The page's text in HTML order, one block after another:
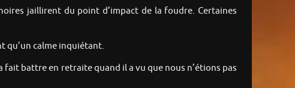
jaillirent du point d’impact de la foudre. Certaines
qu’un calme inquiétant.
fait battre en retraite quand il a vu que nous n’étions pas